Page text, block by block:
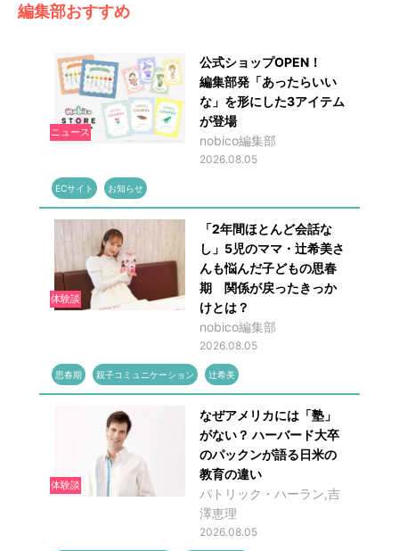
編集部おすすめ
ニュース
公式ショップOPEN！
編集部発「あったらいい
な」を形にした3アイテム
が登場
nobico編集部
2026.08.05
ECサイト お知らせ
体験談
「2年間ほとんど会話な
し」5児のママ・辻希美さ
んも悩んだ子どもの思春
期 関係が戻ったきっか
けとは？
nobico編集部
2026.08.05
思春期 親子コミュニケーション 辻希美
体験談
なぜアメリカには「塾」
がない？ ハーバード大卒
のパックンが語る日米の
教育の違い
パトリック・ハーラン,吉
澤恵理
2026.08.05